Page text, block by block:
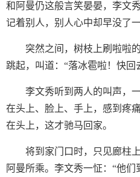
和阿曼仍这般言笑晏晏，李文
记着别人，别人心中却早没了
突然之间，树枝上刷啦啦
跳起，叫道：“落冰雹啦！快回
李文秀听到两人的叫声，
在头上、脸上、手上，感到疼
在头上，这才驰马回家。
将到家门口时，只见廊柱
阿曼所乘。李文秀一怔：“他